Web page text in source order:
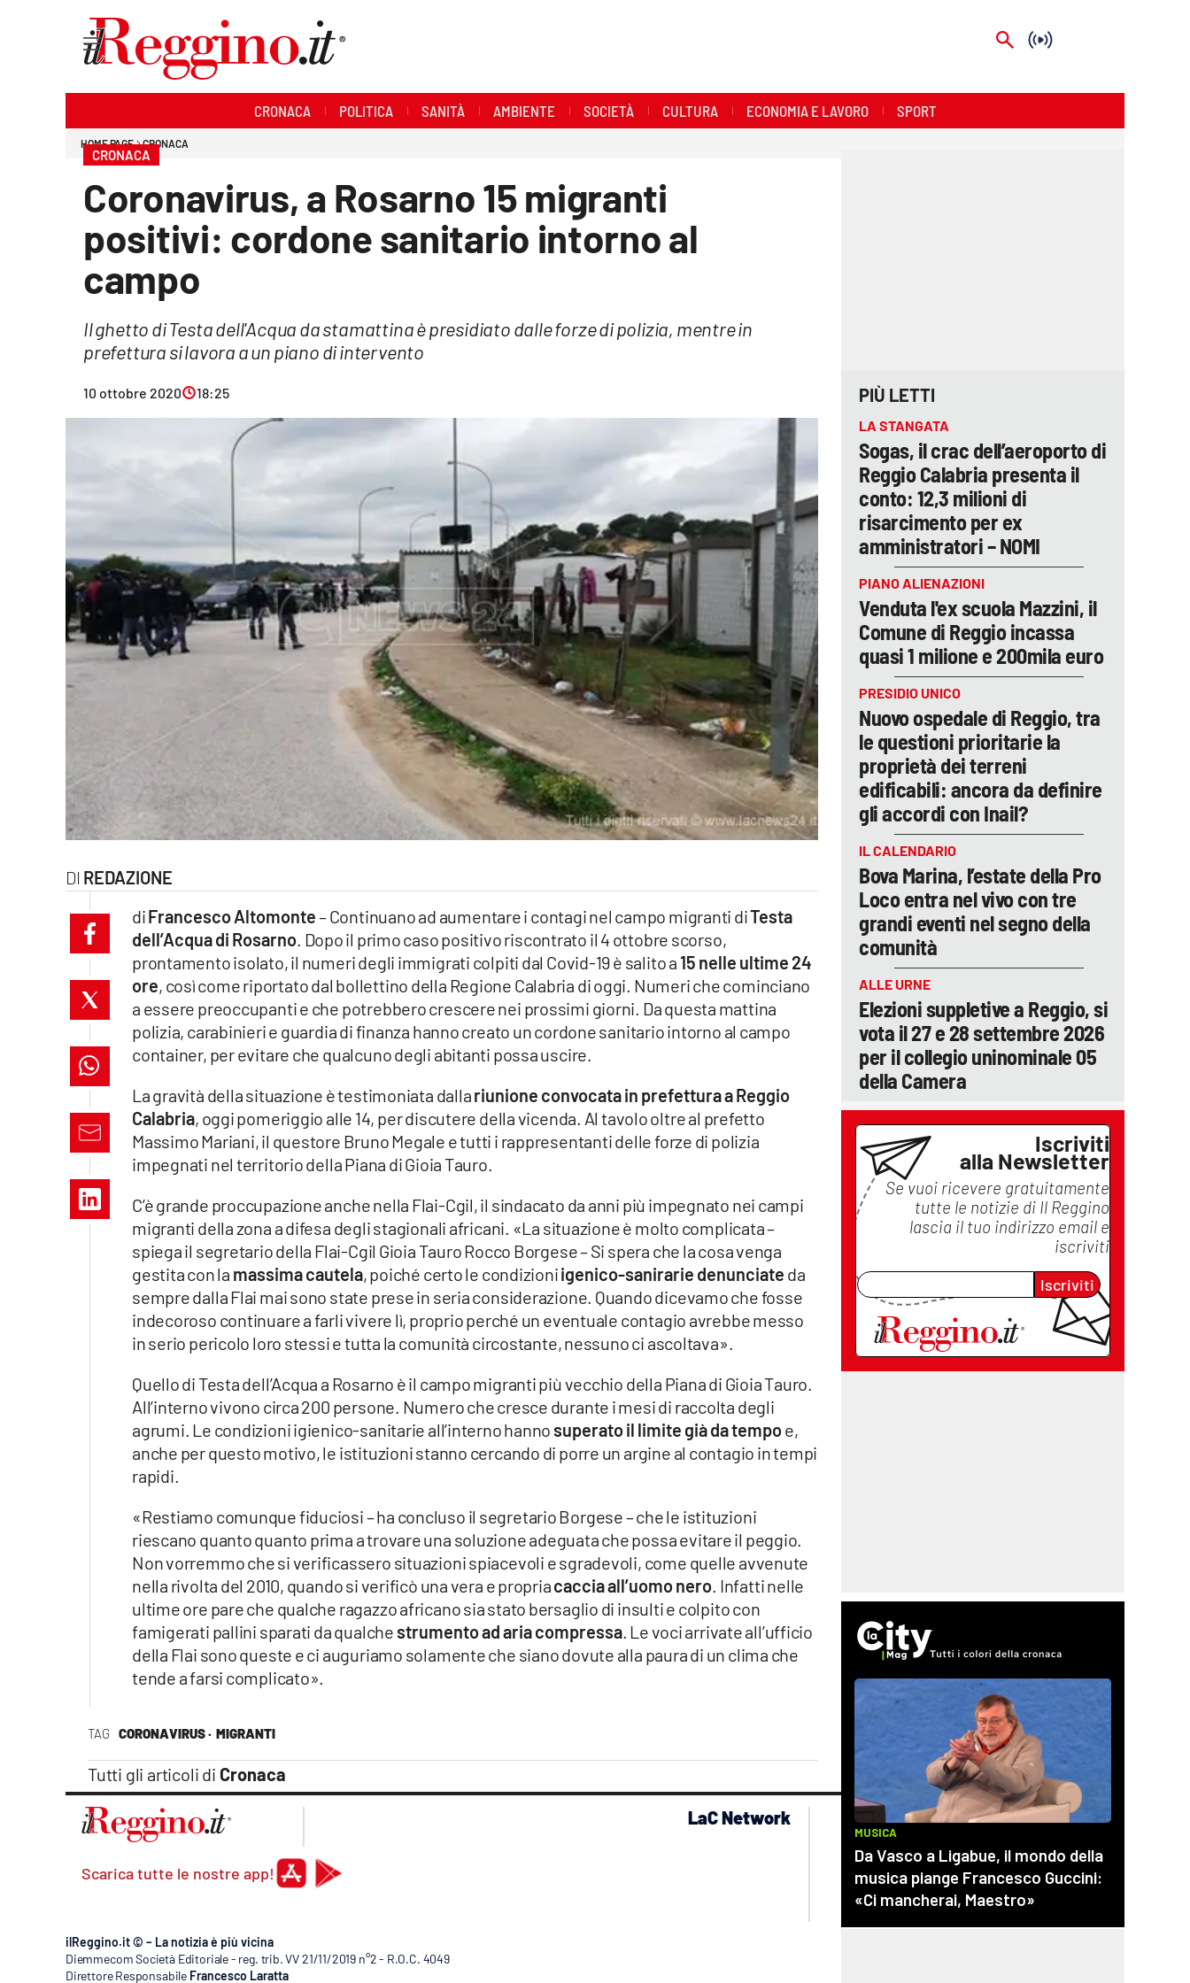
Lac Network
ilvibonese.it
catanzarochannel.it
lacapitalenews.it
Vai
CRONACA POLITICA SANITÀ AMBIENTE SOCIETÀ CULTURA ECONOMIA E LAVORO SPORT
HOME PAGE CRONACA
CRONACA
Coronavirus, a Rosarno 15 migranti
positivi: cordone sanitario intorno al
campo
Il ghetto di Testa dell'Acqua da stamattina è presidiato dalle forze di polizia, mentre in
prefettura si lavora a un piano di intervento
10 ottobre 2020 18:25
REDAZIONE
TAG CORONAVIRUS · MIGRANTI
Tutti gli articoli di Cronaca
diFrancesco Altomonte– Continuano ad aumentare i contagi nel campo migranti diTesta
dell’Acqua di Rosarno . Dopo il primo caso positivo riscontrato il 4 ottobre scorso,
prontamento isolato, il numeri degli immigrati colpiti dal Covid-19 è salito a 15 nelle ultime 24
ore, così come riportato dal bollettino della Regione Calabria di oggi. Numeri che cominciano
a essere preoccupanti e che potrebbero crescere nei prossimi giorni. Da questa mattina
polizia, carabinieri e guardia di finanza hanno creato un cordone sanitario intorno al campo
container, per evitare che qualcuno degli abitanti possa uscire.
La gravità della situazione è testimoniata dallariunione convocata in prefettura a Reggio
Calabria, oggi pomeriggio alle 14, per discutere della vicenda. Al tavolo oltre al prefetto
Massimo Mariani, il questore Bruno Megale e tutti i rappresentanti delle forze di polizia
impegnati nel territorio della Piana di Gioia Tauro.
C’è grande proccupazione anche nella Flai-Cgil, il sindacato da anni più impegnato nei campi
migranti della zona a difesa degli stagionali africani. «La situazione è molto complicata –
spiega il segretario della Flai-Cgil Gioia Tauro Rocco Borgese – Si spera che la cosa venga
gestita con la massima cautela, poiché certo le condizioniigenico-sanirarie denunciate da
sempre dalla Flai mai sono state prese in seria considerazione. Quando dicevamo che fosse
indecoroso continuare a farli vivere lì, proprio perché un eventuale contagio avrebbe messo
in serio pericolo loro stessi e tutta la comunità circostante, nessuno ci ascoltava».
Quello di Testa dell’Acqua a Rosarno è il campo migranti più vecchio della Piana di Gioia Tauro.
All’interno vivono circa 200 persone. Numero che cresce durante i mesi di raccolta degli
agrumi. Le condizioni igienico-sanitarie all’interno hanno superato il limite già da tempoe,
anche per questo motivo, le istituzioni stanno cercando di porre un argine al contagio in tempi
rapidi.
«Restiamo comunque fiduciosi – ha concluso il segretario Borgese – che le istituzioni
riescano quanto quanto prima a trovare una soluzione adeguata che possa evitare il peggio.
Non vorremmo che si verificassero situazioni spiacevoli e sgradevoli, come quelle avvenute
nella rivolta del 2010, quando si verificò una vera e propriacaccia all’uomo nero . Infatti nelle
ultime ore pare che qualche ragazzo africano sia stato bersaglio di insulti e colpito con
famigerati pallini sparati da qualche strumento ad aria compressa. Le voci arrivate all’ufficio
della Flai sono queste e ci auguriamo solamente che siano dovute alla paura di un clima che
tende a farsi complicato».
PIÙ LETTI
LA STANGATA
Sogas, il crac dell’aeroporto di
Reggio Calabria presenta il
conto: 12,3 milioni di
risarcimento per ex
amministratori – NOMI
PIANO ALIENAZIONI
Venduta l'ex scuola Mazzini, il
Comune di Reggio incassa
quasi 1 milione e 200mila euro
PRESIDIO UNICO
Nuovo ospedale di Reggio, tra
le questioni prioritarie la
proprietà dei terreni
edificabili: ancora da definire
gli accordi con Inail?
IL CALENDARIO
Bova Marina, l’estate della Pro
Loco entra nel vivo con tre
grandi eventi nel segno della
comunità
ALLE URNE
Elezioni suppletive a Reggio, si
vota il 27 e 28 settembre 2026
per il collegio uninominale 05
della Camera
Iscriviti
alla Newsletter
Se vuoi ricevere gratuitamente
tutte le notizie di Il Reggino
lascia il tuo indirizzo email e
iscriviti
Iscriviti
Scarica tutte le nostre app!
LaC Network
lacplay.it
lactv.it
laconair.it
lacitymag.it
cosenzachannel.it
ilvibonese.it
catanzarochannel.it
ilReggino.it © – La notizia è più vicina
Diemmecom Società Editoriale - reg. trib. VV 21/11/2019 n°2 - R.O.C. 4049
Direttore Responsabile Francesco Laratta